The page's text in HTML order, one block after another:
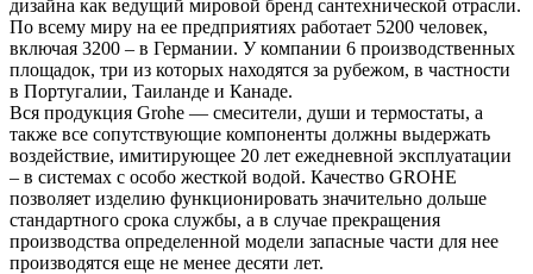
дизайна как ведущий мировой бренд сантехнической отрасли.
По всему миру на ее предприятиях работает 5200 человек,
включая 3200 – в Германии. У компании 6 производственных
площадок, три из которых находятся за рубежом, в частности
в Португалии, Таиланде и Канаде.
Вся продукция Grohe — смесители, души и термостаты, а
также все сопутствующие компоненты должны выдержать
воздействие, имитирующее 20 лет ежедневной эксплуатации
– в системах с особо жесткой водой. Качество GROHE
позволяет изделию функционировать значительно дольше
стандартного срока службы, а в случае прекращения
производства определенной модели запасные части для нее
производятся еще не менее десяти лет.